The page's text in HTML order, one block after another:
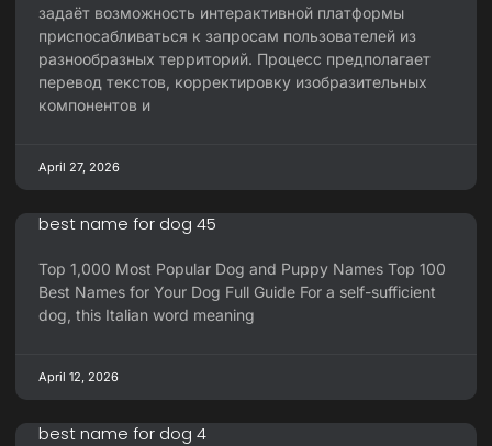
задаёт возможность интерактивной платформы
приспосабливаться к запросам пользователей из
разнообразных территорий. Процесс предполагает
перевод текстов, корректировку изобразительных
компонентов и
April 27, 2026
best name for dog 45
Top 1,000 Most Popular Dog and Puppy Names Top 100
Best Names for Your Dog Full Guide For a self-sufficient
dog, this Italian word meaning
April 12, 2026
best name for dog 4